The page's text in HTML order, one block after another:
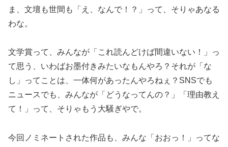
ま、文壇も世間も「え、なんで！？」って、そりゃあなる
わな。
文学賞って、みんなが「これ読んどけば間違いない！」っ
て思う、いわばお墨付きみたいなもんやろ？それが「な
し」ってことは、一体何があったんやろねぇ？SNSでも
ニュースでも、みんなが「どうなってんの？」「理由教え
て！」って、そりゃもう大騒ぎやで。
今回ノミネートされた作品も、みんな「おおっ！」ってな